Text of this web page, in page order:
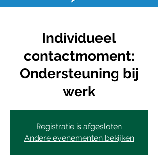
Individueel
contactmoment:
Ondersteuning bij
werk
Registratie is afgesloten
Andere evenementen bekijken